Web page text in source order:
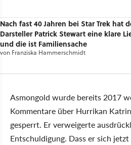
Nach fast 40 Jahren bei Star Trek hat
Darsteller Patrick Stewart eine klare
und die ist Familiensache
von Franziska Hammerschmidt
Asmongold wurde bereits 2017
Kommentare über Hurrikan
gesperrt. Er verweigerte
Entschuldigung. Dass er sich